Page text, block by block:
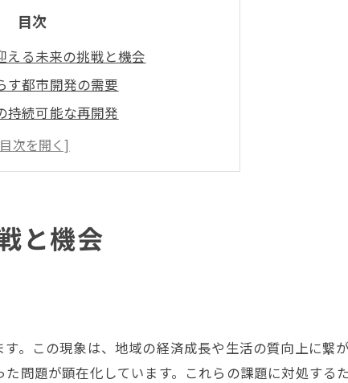
目次
える未来の挑戦と機会
す都市開発の需要
持続可能な再開発
業界の適応力
新技術の導入
の協働と調和
立を目指す建設業界の革新
ング認証の取得促進
ーの積極的活用
と機会
。この現象は、地域の経済成長や生活の質向上に繋
問題が顕在化しています。これらの課題に対処する